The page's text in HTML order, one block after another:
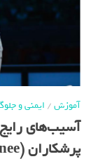
آموزش/ایمنی و
آسیب‌های رایج
پرشکاران (Jumper’s Knee )(اثر شماره 809)